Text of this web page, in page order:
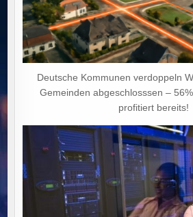
Deutsche Kommunen verdoppeln
Gemeinden abgeschlosssen –
profitiert bereits!